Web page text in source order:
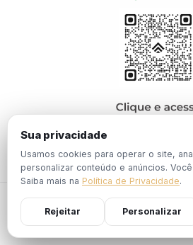
© 2026 EBPÓS. Todos os
Política de
Privacidade
Termos de
Uso
Portaria Nº
2024
Sua privacidade
Usamos cookies para operar o site,
personalizar conteúdo e anúncios.
Saiba mais na Política de Privacidade.
Rejeitar Personalizar